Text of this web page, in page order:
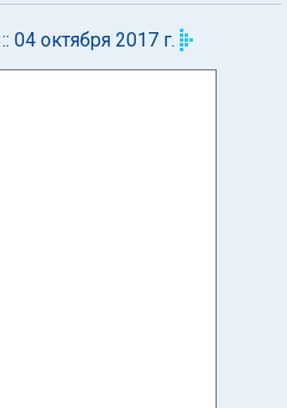
04 октября 2017 г.